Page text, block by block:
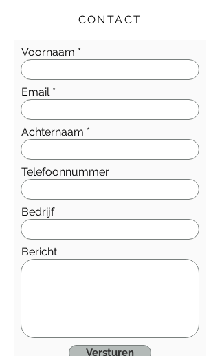
CONTACT
Voornaam
Email
Achternaam
Telefoonnummer
Bedrijf
Bericht
Versturen